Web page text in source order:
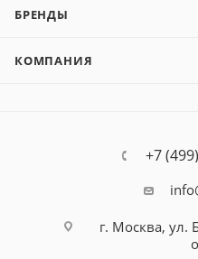
БРЕНДЫ
КОМПАНИЯ
+7
г. Москва, ул.